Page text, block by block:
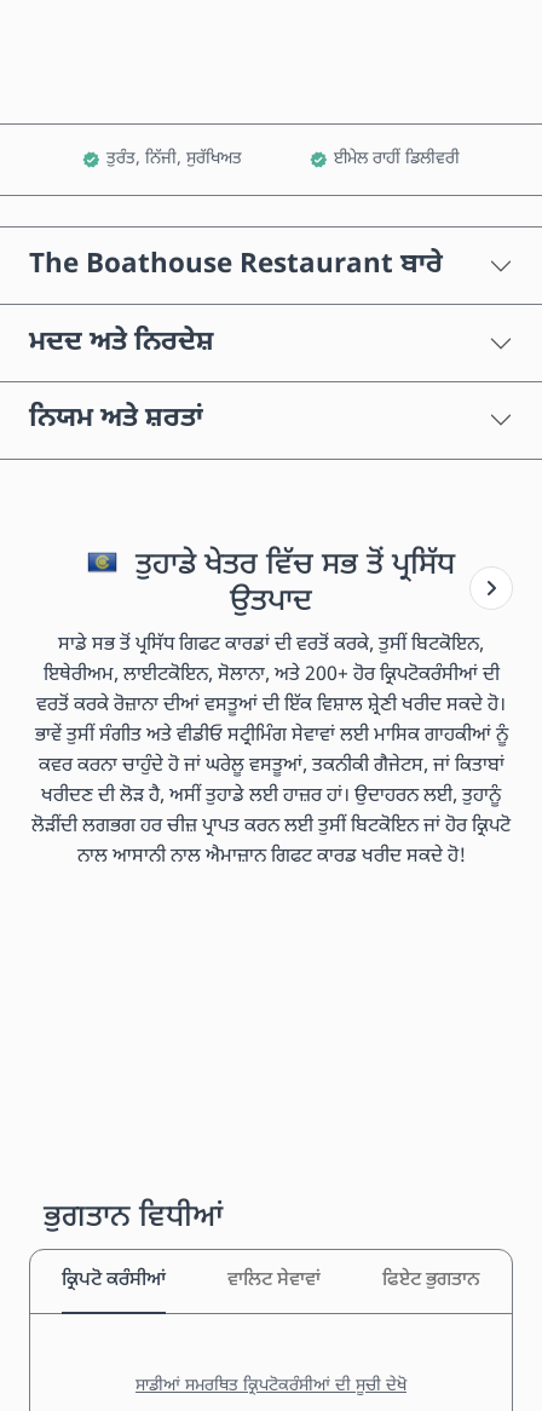
ਤੁਰੰਤ, ਨਿੱਜੀ, ਸੁਰੱਖਿਅਤ ਈਮੇਲ ਰਾਹੀਂ ਡਿਲੀਵਰੀ
The Boathouse Restaurant ਬਾਰੇ
ਮਦਦ ਅਤੇ ਨਿਰਦੇਸ਼
ਨਿਯਮ ਅਤੇ ਸ਼ਰਤਾਂ
ਤੁਹਾਡੇ ਖੇਤਰ ਵਿੱਚ ਸਭ ਤੋਂ ਪ੍ਰਸਿੱਧ
ਉਤਪਾਦ
ਸਾਡੇ ਸਭ ਤੋਂ ਪ੍ਰਸਿੱਧ ਗਿਫਟ ਕਾਰਡਾਂ ਦੀ ਵਰਤੋਂ ਕਰਕੇ, ਤੁਸੀਂ ਬਿਟਕੋਇਨ,
ਇਥੇਰੀਅਮ, ਲਾਈਟਕੋਇਨ, ਸੋਲਾਨਾ, ਅਤੇ 200+ ਹੋਰ ਕ੍ਰਿਪਟੋਕਰੰਸੀਆਂ ਦੀ
ਵਰਤੋਂ ਕਰਕੇ ਰੋਜ਼ਾਨਾ ਦੀਆਂ ਵਸਤੂਆਂ ਦੀ ਇੱਕ ਵਿਸ਼ਾਲ ਸ਼੍ਰੇਣੀ ਖਰੀਦ ਸਕਦੇ ਹੋ।
ਭਾਵੇਂ ਤੁਸੀਂ ਸੰਗੀਤ ਅਤੇ ਵੀਡੀਓ ਸਟ੍ਰੀਮਿੰਗ ਸੇਵਾਵਾਂ ਲਈ ਮਾਸਿਕ ਗਾਹਕੀਆਂ ਨੂੰ
ਕਵਰ ਕਰਨਾ ਚਾਹੁੰਦੇ ਹੋ ਜਾਂ ਘਰੇਲੂ ਵਸਤੂਆਂ, ਤਕਨੀਕੀ ਗੈਜੇਟਸ, ਜਾਂ ਕਿਤਾਬਾਂ
ਖਰੀਦਣ ਦੀ ਲੋੜ ਹੈ, ਅਸੀਂ ਤੁਹਾਡੇ ਲਈ ਹਾਜ਼ਰ ਹਾਂ। ਉਦਾਹਰਨ ਲਈ, ਤੁਹਾਨੂੰ
ਲੋੜੀਂਦੀ ਲਗਭਗ ਹਰ ਚੀਜ਼ ਪ੍ਰਾਪਤ ਕਰਨ ਲਈ ਤੁਸੀਂ ਬਿਟਕੋਇਨ ਜਾਂ ਹੋਰ ਕ੍ਰਿਪਟੋ
ਨਾਲ ਆਸਾਨੀ ਨਾਲ ਐਮਾਜ਼ਾਨ ਗਿਫਟ ਕਾਰਡ ਖਰੀਦ ਸਕਦੇ ਹੋ!
ਭੁਗਤਾਨ ਵਿਧੀਆਂ
ਕ੍ਰਿਪਟੋ ਕਰੰਸੀਆਂ ਵਾਲਿਟ ਸੇਵਾਵਾਂ ਫਿਏਟ ਭੁਗਤਾਨ
ਸਾਡੀਆਂ ਸਮਰਥਿਤ ਕ੍ਰਿਪਟੋਕਰੰਸੀਆਂ ਦੀ ਸੂਚੀ ਦੇਖੋ